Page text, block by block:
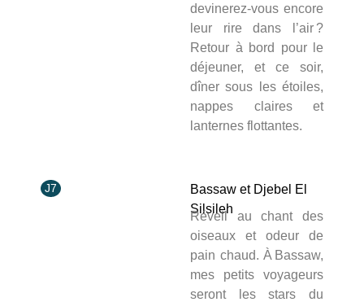
devinerez‑vous encore
leur rire dans l’air ?
Retour à bord pour le
déjeuner, et ce soir,
dîner sous les étoiles,
nappes claires et
lanternes flottantes.
J7
Bassaw et Djebel El
Silsileh
Réveil au chant des
oiseaux et odeur de
pain chaud. À Bassaw,
mes petits voyageurs
seront les stars du